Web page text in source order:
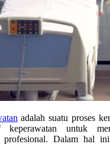
adalah suatu proses
untuk
profesional. Dalam hal